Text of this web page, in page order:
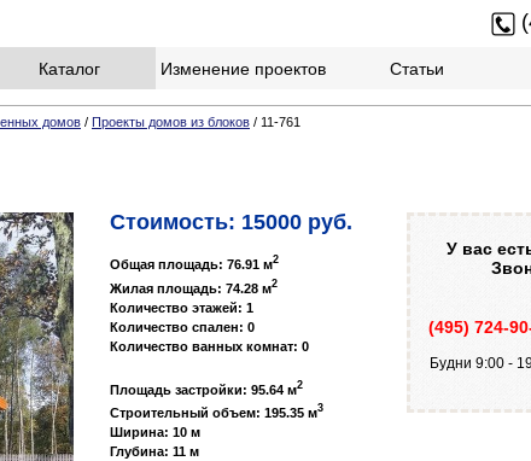
Каталог Изменение проектов Статьи
домов / Проекты домов из блоков / 11-761
Стоимость: 15000 руб.
Общая площадь: 76.91 м2
Жилая площадь: 74.28 м2
Количество этажей: 1
Количество спален: 0
Количество ванных комнат: 0
Площадь застройки: 95.64 м2
Строительный объем: 195.35 м3
Ширина: 10 м
Глубина: 11 м
У вас
(495) 724-
Будни 9:00 -